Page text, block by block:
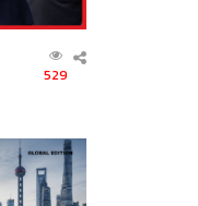
529